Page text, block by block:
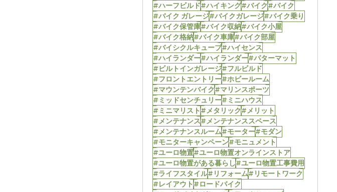
#ハーフビルド#ハイキング#バイク#バイク
#バイク ガレージ#バイクガレージ#バイク乗り
#バイク保管庫#バイク収納#バイク小屋
#バイク格納#バイク車庫#バイク部屋
#バイシクルキューブ#ハイセンス
#ハイランダー#ハイランダー#パターマット
#ビルトインガレージ#フルビルド
#フロントエントリー#ホビールーム
#マウンテンバイク#マリンスポーツ
#ミッドセンチュリー#ミニハウス
#ミニマリスト#メタリック#メリット
#メンテナンス#メンテナンススペース
#メンテナンスルーム#モーター#モダン
#モニターキャンペーン#モニュメント
#ユーロ物置#ユーロ物置オンラインストア
#ユーロ物置がある暮らし#ユーロ物置工事費用
#ライフスタイル#リフォーム#リモートワーク
#レイアウト#ロードバイク